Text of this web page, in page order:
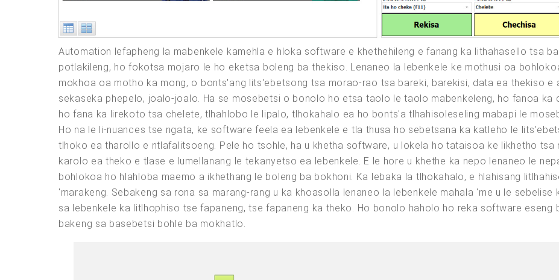
Automation lefapheng la mabenkele kamehla e hloka software e khethehileng e fanang ka lithahasello tsa
potlakileng, ho fokotsa mojaro le ho eketsa boleng ba thekiso. Lenaneo la lebenkele ke mothusi oa
mokhoa oa motho ka mong, o bonts'ang lits'ebetsong tsa morao-rao tsa bareki, barekisi, data ea thekiso e
sekaseka phepelo, joalo-joalo. Ha se mosebetsi o bonolo ho etsa taolo le taolo mabenkeleng, ho fanoa ka
ho fana ka lirekoto tsa chelete, tlhahlobo le lipalo, tlhokahalo ea ho bonts'a tlhahisoleseling mabapi le
Ho na le li-nuances tse ngata, ke software feela ea lebenkele e tla thusa ho sebetsana ka katleho le
tlhoko ea tharollo e ntlafalitsoeng. Pele ho tsohle, ha u khetha software, u lokela ho tataisoa ke likhetho
karolo ea theko e tlase e lumellanang le tekanyetso ea lebenkele. E le hore u khethe ka nepo lenaneo le
bohlokoa ho hlahloba maemo a ikhethang le boleng ba bokhoni. Ka lebaka la tlhokahalo, e hlahisang
'marakeng. Sebakeng sa rona sa marang-rang u ka khoasolla lenaneo la lebenkele mahala 'me u le sebelise
sa lebenkele ka litlhophiso tse fapaneng, tse fapaneng ka theko. Ho bonolo haholo ho reka software eseng
bakeng sa basebetsi bohle ba mokhatlo.